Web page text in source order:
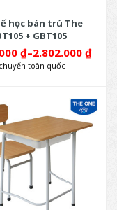
học bán trú The
+ GBT105
₫–2.802.000 ₫
toàn quốc